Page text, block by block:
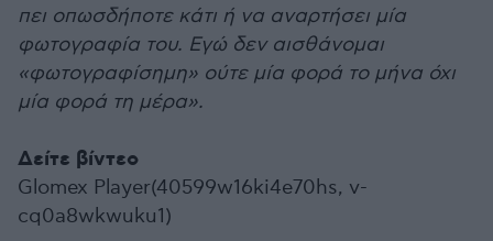
πει οπωσδήποτε κάτι ή να αναρτήσει μία
φωτογραφία του. Εγώ δεν αισθάνομαι
«φωτογραφίσημη» ούτε μία φορά το μήνα όχι
μία φορά τη μέρα».
Δείτε βίντεο
Glomex Player(40599w16ki4e70hs, v-
cq0a8wkwuku1)